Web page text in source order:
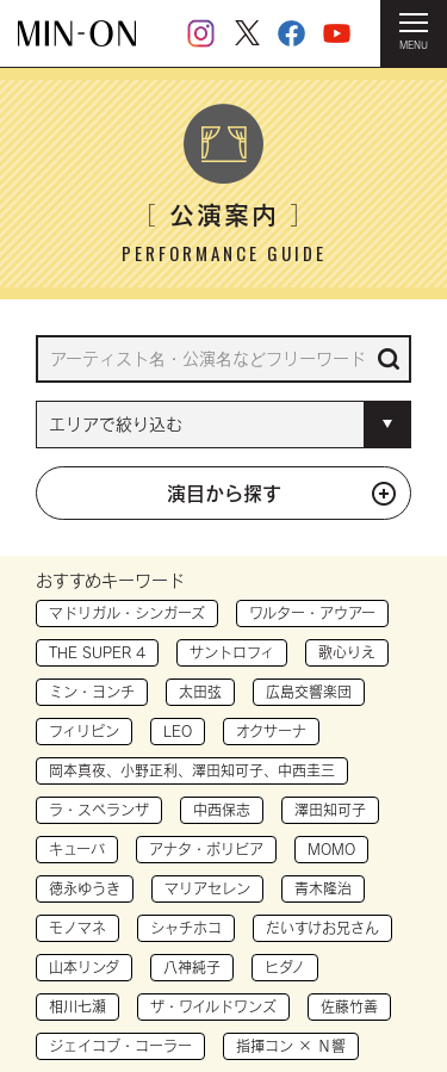
MENU
HOME ＞ 公演案内
［公演案内］
PERFORMANCE GUIDE
演目から探す
おすすめキーワード
マドリガル・シンガーズ ワルター・アウアー
THE SUPER 4 サントロフィ 歌心りえ
ミン・ヨンチ 太田弦 広島交響楽団
フィリピン LEO オクサーナ
岡本真夜、小野正利、澤田知可子、中西圭三
ラ・スペランザ 中西保志 澤田知可子
キューバ アナタ・ボリビア MOMO
徳永ゆうき マリアセレン 青木隆治
モノマネ シャチホコ だいすけお兄さん
山本リンダ 八神純子 ヒダノ
相川七瀬 ザ・ワイルドワンズ 佐藤竹善
ジェイコブ・コーラー 指揮コン × Ｎ響